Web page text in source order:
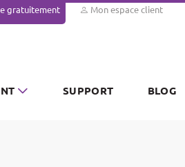
gratuitement Mon espace client
SUPPORT BLOG